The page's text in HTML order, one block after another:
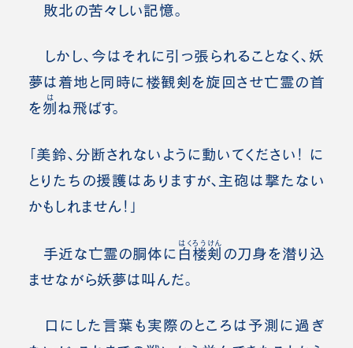
敗北の苦々しい記憶。
しかし、今はそれに引っ張られることなく、妖
夢は着地と同時に楼観剣を旋回させ亡霊の首
を刎
は
ね飛ばす。
「美鈴、分断されないように動いてください！ に
とりたちの援護はありますが、主砲は撃たない
かもしれません！」
手近な亡霊の胴体に 白楼剣
はくろうけん
の刀身を潜り込
ませながら妖夢は叫んだ。
口にした言葉も実際のところは予測に過ぎ